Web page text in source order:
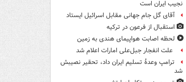
نجیب ایران است
آقای گل جام جهانی مقابل اسرائیل ایستاد
استقبال از فرعون در ترکیه
لحظه اصابت هواپیمای هندی به زمین
علت انفجار جبل‌علی امارات اعلام شد
ترامپ وعدۀ تسلیم ایران داد، تحقیر نصیبش
شد